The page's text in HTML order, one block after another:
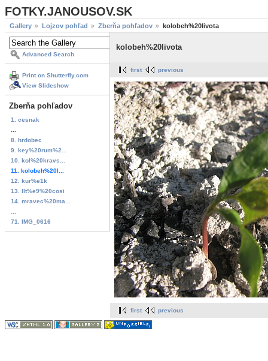
FOTKY.JANOUSOV.SK
Gallery Lojzov pohľad Zberňa pohľadov kolobeh%20livota
Advanced Search
Print on Shutterfly.com
View Slideshow
Zberňa pohľadov
1. cesnak
8. hrdobec
9. key%20rum%2...
10. kol%20kravs...
11. kolobeh%20l...
12. kur%e1k
13. llt%e9%20cosi
14. mravec%20ma...
71. IMG_0616
kolobeh%20livota
first previous
first previous